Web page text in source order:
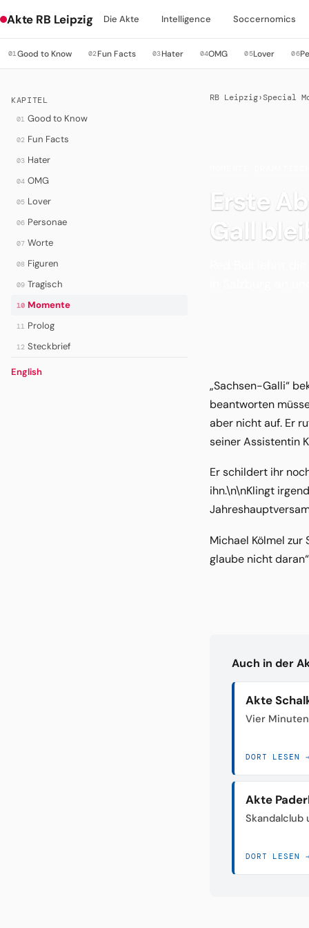
Akte RB Leipzig Die Akte Intelligence Soccernomics
01Good to Know 02Fun Facts 03Hater 04OMG 05Lover 06
KAPITEL
01 Good to Know
02 Fun Facts
03 Hater
04 OMG
05 Lover
06 Personae
07 Worte
08 Figuren
09 Tragisch
10 Momente
11 Prolog
12 Steckbrief
English
RB Leipzig› Special
Erste
Gall
„Sachsen-Galli“
beantworten
aber nicht auf. Er
seiner Assistentin
Er schildert ihr
ihn.\n\nKlingt
Michael Kölmel zur
glaube nicht
Auch in der
Akte
Vier
DORT LESEN
Akte
Skandalclub
DORT LESEN